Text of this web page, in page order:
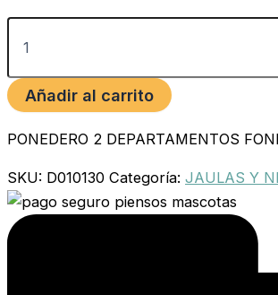
Añadir al carrito
PONEDERO 2 DEPARTAMENTOS
SKU: D010130 Categoría: JAULAS Y